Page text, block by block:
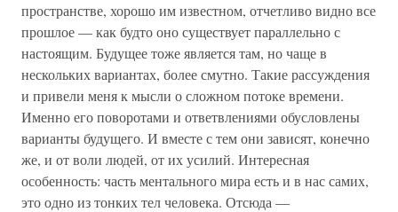
пространстве, хорошо им известном, отчетливо видно все
прошлое — как будто оно существует параллельно с
настоящим. Будущее тоже является там, но чаще в
нескольких вариантах, более смутно. Такие рассуждения
и привели меня к мысли о сложном потоке времени.
Именно его поворотами и ответвлениями обусловлены
варианты будущего. И вместе с тем они зависят, конечно
же, и от воли людей, от их усилий. Интересная
особенность: часть ментального мира есть и в нас самих,
это одно из тонких тел человека. Отсюда —